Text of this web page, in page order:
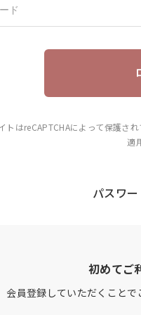
トはreCAPTCHAによって保護され
適
パスワ
初めてご
会員登録していただくことで